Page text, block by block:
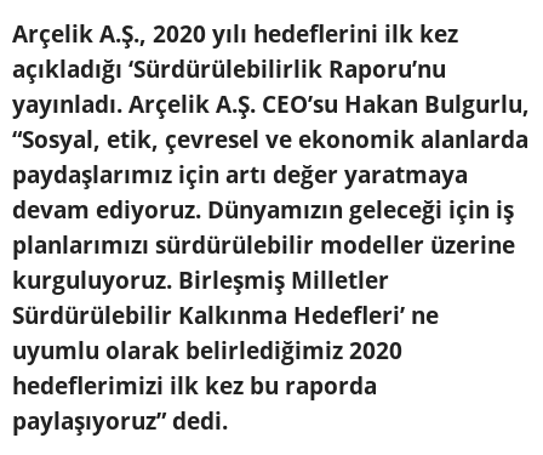
Arçelik A.Ş., 2020 yılı hedeflerini ilk kez
açıkladığı ‘Sürdürülebilirlik Raporu’nu
yayınladı. Arçelik A.Ş. CEO’su Hakan Bulgurlu,
“Sosyal, etik, çevresel ve ekonomik alanlarda
paydaşlarımız için artı değer yaratmaya
devam ediyoruz. Dünyamızın geleceği için iş
planlarımızı sürdürülebilir modeller üzerine
kurguluyoruz. Birleşmiş Milletler
Sürdürülebilir Kalkınma Hedefleri’ ne
uyumlu olarak belirlediğimiz 2020
hedeflerimizi ilk kez bu raporda
paylaşıyoruz” dedi.